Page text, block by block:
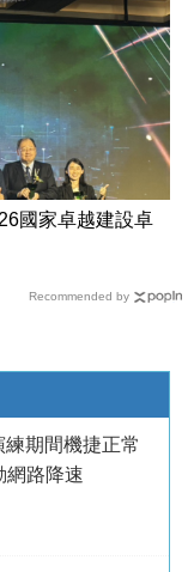
國家卓越建設卓
Recommended by
期間機捷正常
網路降速